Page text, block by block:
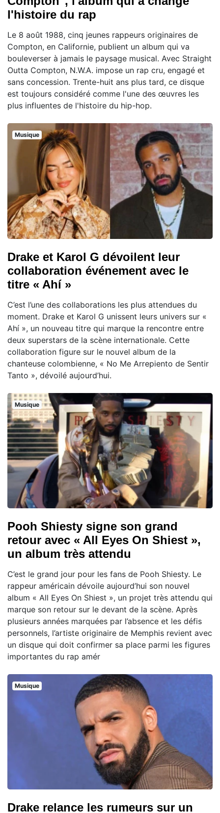
l'histoire du rap
Le 8 août 1988, cinq jeunes rappeurs originaires de
Compton, en Californie, publient un album qui va
bouleverser à jamais le paysage musical. Avec Straight
Outta Compton, N.W.A. impose un rap cru, engagé et
sans concession. Trente-huit ans plus tard, ce disque
est toujours considéré comme l'une des œuvres les
plus influentes de l'histoire du hip-hop.
Musique
Drake et Karol G dévoilent leur
collaboration événement avec le
titre « Ahí »
C’est l’une des collaborations les plus attendues du
moment. Drake et Karol G unissent leurs univers sur «
Ahí », un nouveau titre qui marque la rencontre entre
deux superstars de la scène internationale. Cette
collaboration figure sur le nouvel album de la
chanteuse colombienne, « No Me Arrepiento de Sentir
Tanto », dévoilé aujourd’hui.
Musique
Pooh Shiesty signe son grand
retour avec « All Eyes On Shiest »,
un album très attendu
C’est le grand jour pour les fans de Pooh Shiesty. Le
rappeur américain dévoile aujourd’hui son nouvel
album « All Eyes On Shiest », un projet très attendu qui
marque son retour sur le devant de la scène. Après
plusieurs années marquées par l’absence et les défis
personnels, l’artiste originaire de Memphis revient avec
un disque qui doit confirmer sa place parmi les figures
importantes du rap amér
Musique
Drake relance les rumeurs sur un